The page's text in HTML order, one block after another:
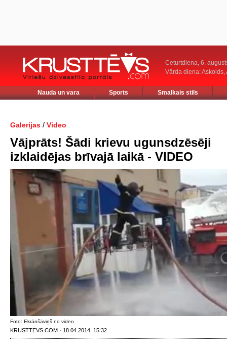
Ceturtdiena, 6.
Vārda diena: Askolds,
Nauda un vara Sports Smalkais stils
Galerijas / Video
Vājprāts! Šādi krievu ugunsdzēsēji
izklaidējas brīvajā laikā - VIDEO
Foto: Ekrānšāviņš no video
KRUSTTEVS.COM · 18.04.2014. 15:32